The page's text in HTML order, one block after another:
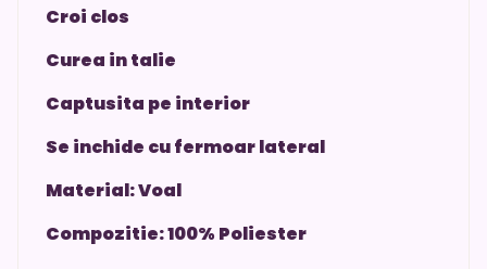
Croi clos
Curea in talie
Captusita pe interior
Se inchide cu fermoar lateral
Material: Voal
Compozitie: 100% Poliester